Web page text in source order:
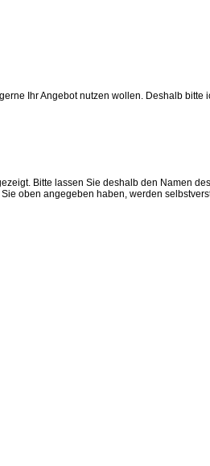
Ihr Angebot nutzen wollen. Deshalb bitte
Bitte lassen Sie deshalb den Namen
oben angegeben haben, werden